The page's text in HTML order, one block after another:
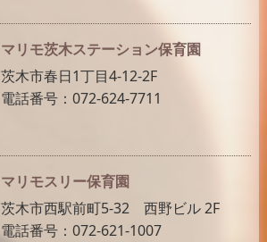
マリモ茨木ステーション保育園
茨木市春日1丁目4-12-2F
電話番号：072-624-7711
マリモスリー保育園
茨木市西駅前町5-32 西野ビル 2F
電話番号：072-621-1007